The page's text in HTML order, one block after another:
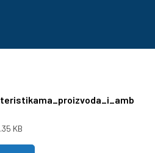
KB